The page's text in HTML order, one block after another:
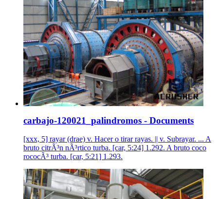
carbajo-120021_palindromos - Documents
[xxx, 5] rayar (drae) v. Hacer o tirar rayas. || v. Subrayar. ... A
bruto citrÃ³n nÃ³rtico turba. [car, 5:24] 1.292. A bruto coco
rococÃ³ turba. [car, 5:21] 1.293.